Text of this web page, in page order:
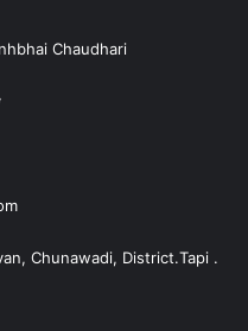
Chaudhari
Chunawadi, District.Tapi .